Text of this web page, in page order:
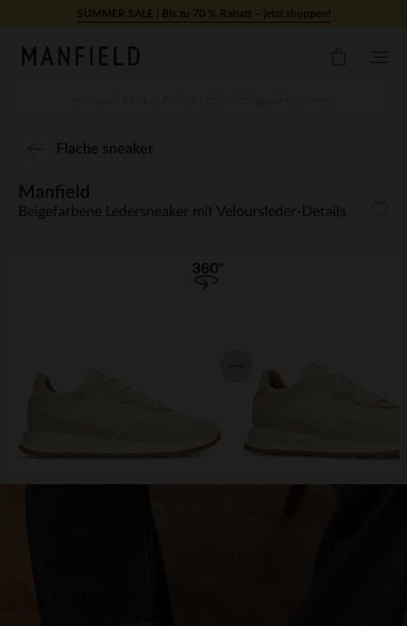
Zum Inhalt springenSUMMER SALE | Bis zu 70 % Rabatt – jetzt shoppen!
Flache sneaker
Manfield
Beigefarbene Ledersneaker mit Veloursleder-Details